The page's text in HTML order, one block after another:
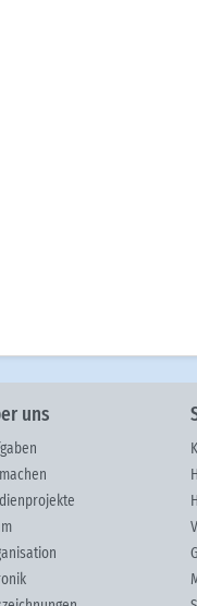
uns